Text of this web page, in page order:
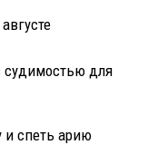
судимостью для
и спеть арию